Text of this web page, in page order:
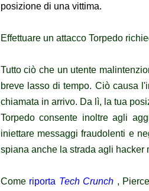
posizione di una vittima.
Effettuare un attacco Torpedo
Tutto ciò che un utente
breve lasso di tempo. Ciò causa
chiamata in arrivo. Da lì, la tua
Torpedo consente inoltre agli
iniettare messaggi fraudolenti e
spiana anche la strada agli hacker
Come riporta Tech Crunch ,